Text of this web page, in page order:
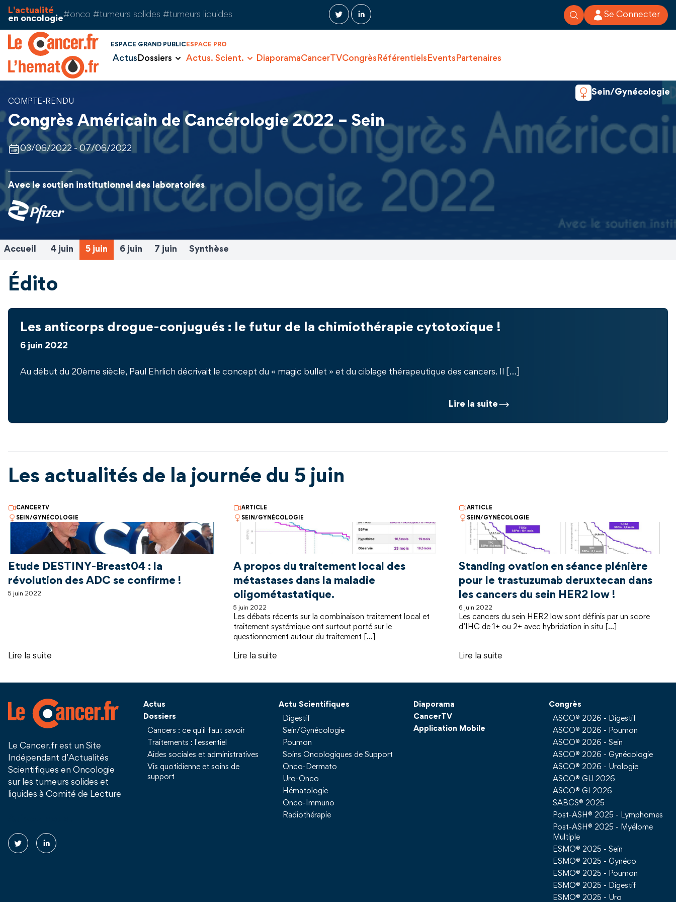
Aller au contenu
L'actualité
en oncologie#onco #tumeurs solides #tumeurs liquides Se Connecter
ESPACE GRAND PUBLIC
ActusDossiers
ESPACE PRO
Actus. Scient. DiaporamaCancerTVCongrèsRéférentielsEventsPartenaires
Sein/Gynécologie
COMPTE-RENDU
Congrès Américain de Cancérologie 2022 – Sein
03/06/2022 - 07/06/2022
Avec le soutien institutionnel des laboratoires
Accueil 4 juin 5 juin 6 juin 7 juin Synthèse
Édito
Les anticorps drogue-conjugués : le futur de la chimiothérapie cytotoxique !
6 juin 2022
Au début du 20ème siècle, Paul Ehrlich décrivait le concept du « magic bullet » et du ciblage thérapeutique des cancers. Il […]
Lire la suite
Les actualités de la journée du 5 juin
CANCERTV
SEIN/GYNÉCOLOGIE
Etude DESTINY-Breast04 : la
révolution des ADC se confirme !
5 juin 2022
Lire la suite
ARTICLE
SEIN/GYNÉCOLOGIE
A propos du traitement local des
métastases dans la maladie
oligométastatique.
5 juin 2022
Les débats récents sur la combinaison traitement local et
traitement systémique ont surtout porté sur le
questionnement autour du traitement […]
Lire la suite
ARTICLE
SEIN/GYNÉCOLOGIE
Standing ovation en séance plénière
pour le trastuzumab deruxtecan dans
les cancers du sein HER2 low !
6 juin 2022
Les cancers du sein HER2 low sont définis par un score
d’IHC de 1+ ou 2+ avec hybridation in situ […]
Lire la suite
Le Cancer.fr est un Site
Indépendant d’Actualités
Scientifiques en Oncologie
sur les tumeurs solides et
liquides à Comité de Lecture
Actus
Dossiers
Cancers : ce qu'il faut savoir
Traitements : l'essentiel
Aides sociales et administratives
Vis quotidienne et soins de
support
Actu Scientifiques
Digestif
Sein/Gynécologie
Poumon
Soins Oncologiques de Support
Onco-Dermato
Uro-Onco
Hématologie
Onco-Immuno
Radiothérapie
Diaporama
CancerTV
Application Mobile
Congrès
ASCO® 2026 - Digestif
ASCO® 2026 - Poumon
ASCO® 2026 - Sein
ASCO® 2026 - Gynécologie
ASCO® 2026 - Urologie
ASCO® GU 2026
ASCO® GI 2026
SABCS® 2025
Post-ASH® 2025 - Lymphomes
Post-ASH® 2025 - Myélome
Multiple
ESMO® 2025 - Sein
ESMO® 2025 - Gynéco
ESMO® 2025 - Poumon
ESMO® 2025 - Digestif
ESMO® 2025 - Uro
Panneau de gestion des cookies